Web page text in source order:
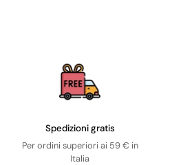
Spedizioni gratis
Per ordini superiori ai 59 € in
Italia